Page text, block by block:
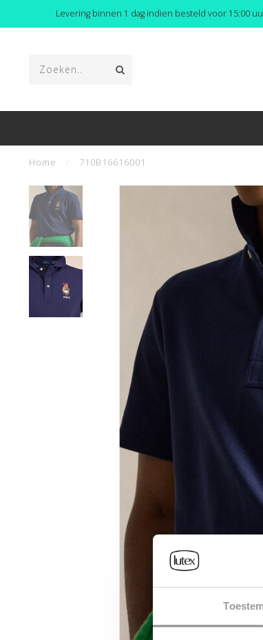
Levering binnen 1 dag indien besteld voor 15:00
Home 710B16616001